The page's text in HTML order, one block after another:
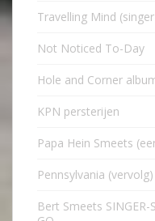
Travelling Mind
Not Noticed To-Day
Hole and Corner
KPN persterijen
Papa Hein Smeets
Pennsylvania (vervolg)
Bert Smeets SINGER-